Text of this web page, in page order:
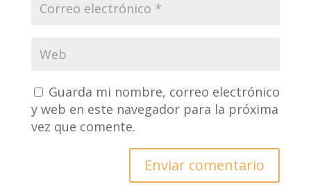
Guarda mi nombre, correo electrónico
y web en este navegador para la próxima
vez que comente.